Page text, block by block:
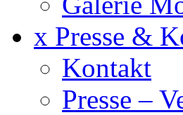
x Presse &
Kontakt
Presse –